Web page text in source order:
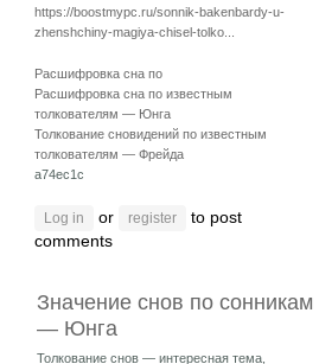
https://boostmypc.ru/sonnik-bakenbardy-u-
zhenshchiny-magiya-chisel-tolko...
Расшифровка сна по
Расшифровка сна по известным
толкователям — Юнга
Толкование сновидений по известным
толкователям — Фрейда
a74ec1c
Log in or register
to post
comments
Значение снов по сонникам
— Юнга
Толкование снов — интересная тема,